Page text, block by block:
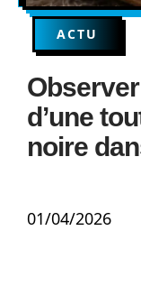
ACTU
d’une
noire
01/04/2026